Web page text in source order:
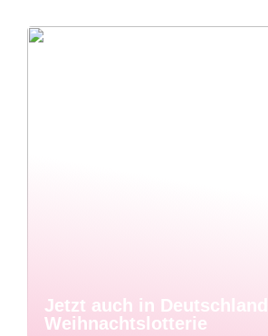
Jetzt auch in
Weihnachtslotterie